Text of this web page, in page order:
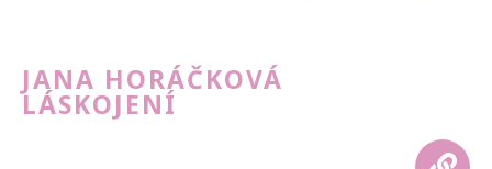
JANA HORÁČKOVÁ
LÁSKOJENÍ